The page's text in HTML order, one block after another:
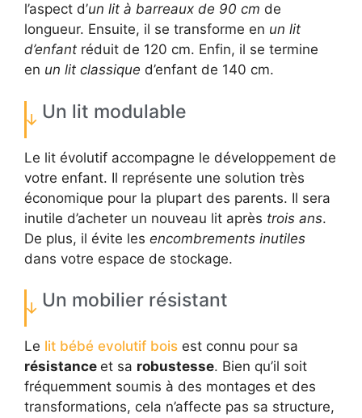
l’aspect d’un lit à barreaux de 90 cm de
longueur. Ensuite, il se transforme en un lit
d’enfant réduit de 120 cm. Enfin, il se termine
en un lit classique d’enfant de 140 cm.
Un lit modulable
Le lit évolutif accompagne le développement de
votre enfant. Il représente une solution très
économique pour la plupart des parents. Il sera
inutile d’acheter un nouveau lit après trois ans.
De plus, il évite les encombrements inutiles
dans votre espace de stockage.
Un mobilier résistant
Le lit bébé evolutif bois est connu pour sa
résistance et sa robustesse. Bien qu’il soit
fréquemment soumis à des montages et des
transformations, cela n’affecte pas sa structure,